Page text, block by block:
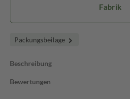
Fabrik
Packungsbeilage
Beschreibung
Bewertungen